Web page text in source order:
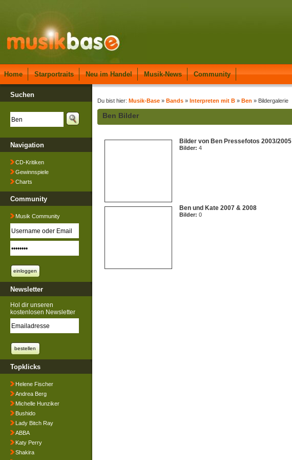
Home Starportraits Neu im Handel Musik-News Community
Suchen
Navigation
CD-Kritiken
Gewinnspiele
Charts
Community
Musik Community
Newsletter
Hol dir unseren
kostenlosen Newsletter
Topklicks
Helene Fischer
Andrea Berg
Michelle Hunziker
Bushido
Lady Bitch Ray
ABBA
Katy Perry
Shakira
Du bist hier: Musik-Base » Bands » Interpreten mit B » Ben » Bildergalerie
Ben Bilder
Bilder von Ben Pressefotos 2003/2005
Bilder: 4
Ben und Kate 2007 & 2008
Bilder: 0